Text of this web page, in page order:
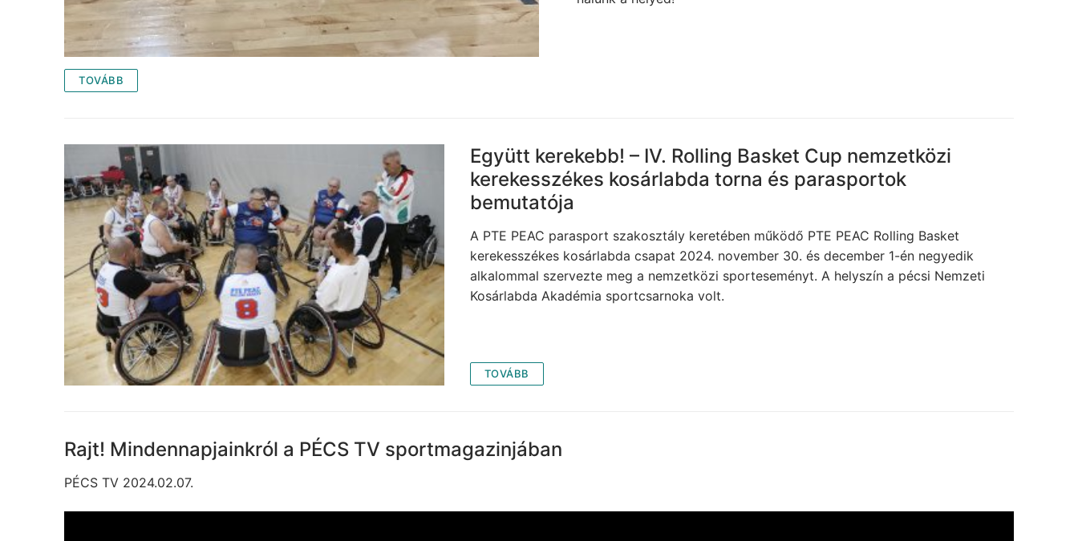
TOVÁBB
Együtt kerekebb! – IV. Rolling Basket Cup nemzetközi
kerekesszékes kosárlabda torna és parasportok
bemutatója
A PTE PEAC parasport szakosztály keretében működő PTE PEAC Rolling Basket
kerekesszékes kosárlabda csapat 2024. november 30. és december 1-én negyedik
alkalommal szervezte meg a nemzetközi sporteseményt. A helyszín a pécsi Nemzeti
Kosárlabda Akadémia sportcsarnoka volt.
TOVÁBB
Rajt! Mindennapjainkról a PÉCS TV sportmagazinjában
PÉCS TV 2024.02.07.